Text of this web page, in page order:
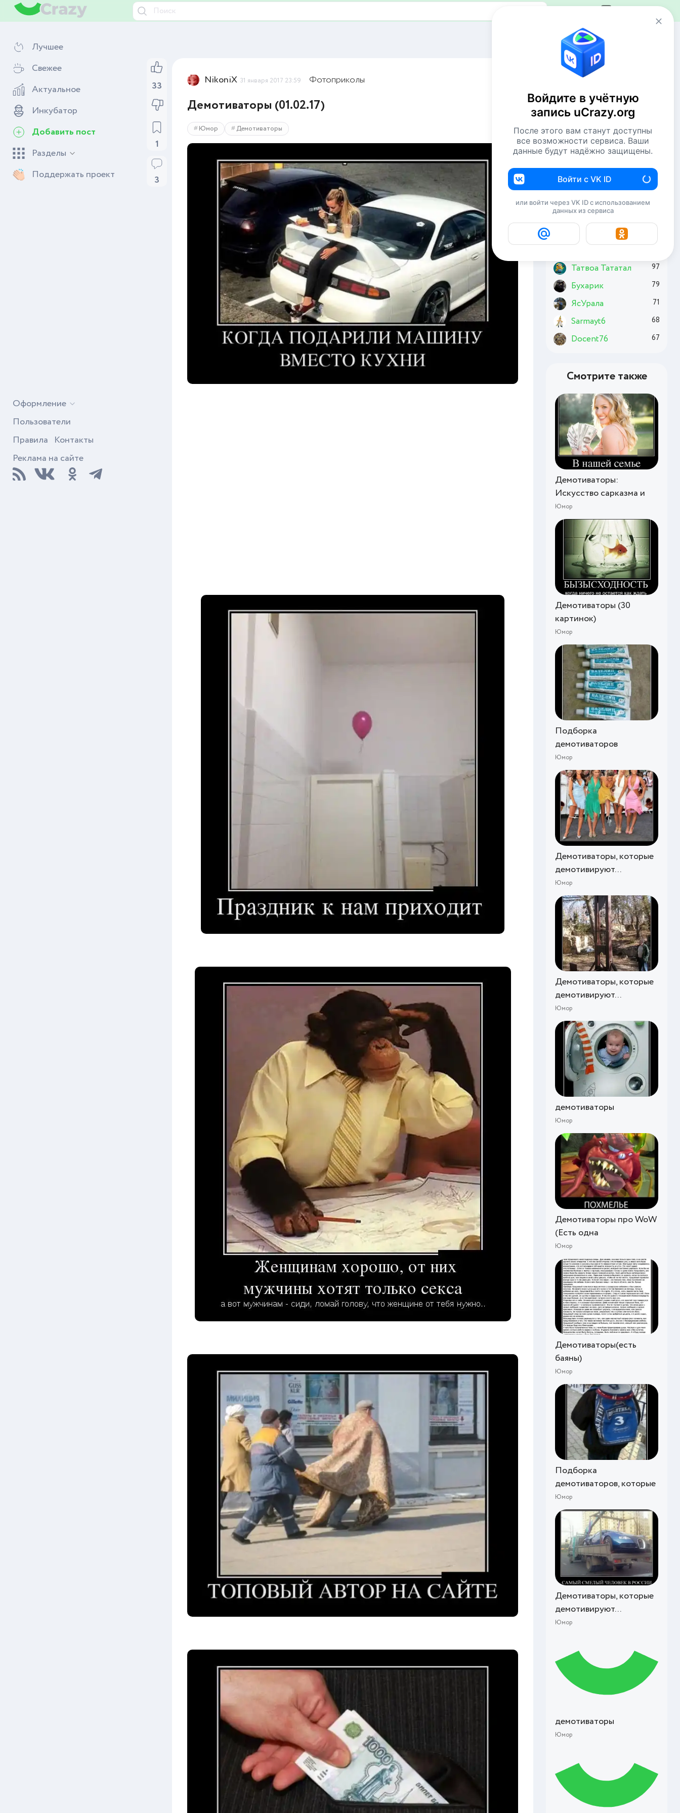
Авторизация
Лучшее
Свежее
Актуальное
Инкубатор
Добавить пост
Разделы
Поддержать проект
Оформление
Пользователи
Правила Контакты
Реклама на сайте
Сейчас онлайн
43 пользователя
Всего посетителей 842
Рекорд: 12737 посетителей
Комментаторы недели
NiShkni 220
Евгений114
Комсомолец
Татвоа Тататал 97
Бухарик 79
ЯсУрала 71
Sarmayt6 68
Docent76 67
Смотрите также
Демотиваторы:
Искусство сарказма и
Юмор
Демотиваторы (30
картинок)
Юмор
Подборка
демотиваторов
Юмор
Демотиваторы, которые
демотивируют...
Юмор
Демотиваторы, которые
демотивируют...
Юмор
демотиваторы
Юмор
Демотиваторы про WoW
(Есть одна
Юмор
Демотиваторы(есть
баяны)
Юмор
Подборка
демотиваторов, которые
Юмор
Демотиваторы, которые
демотивируют...
Юмор
демотиваторы
Юмор
33
1
3
NikoniX 31 января 2017 23:59 Фотоприколы
Демотиваторы (01.02.17)
Юмор Демотиваторы
Войдите в учётную
запись uCrazy.org
После этого вам станут доступны
все возможности сервиса. Ваши
данные будут надёжно защищены.
Войти с VK ID
или войти через VK ID с использованием
данных из сервиса